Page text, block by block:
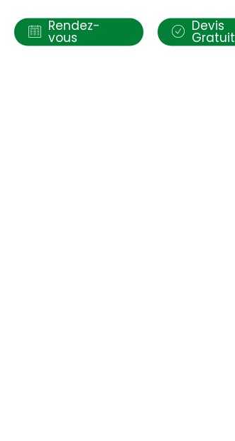
Rendez-
vous
Devis
Gratuit